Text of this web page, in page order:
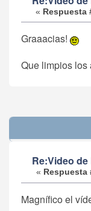
« Respuesta
Graaacias!
Que limpios los
Re:Video
« Respuesta
Magnífico el